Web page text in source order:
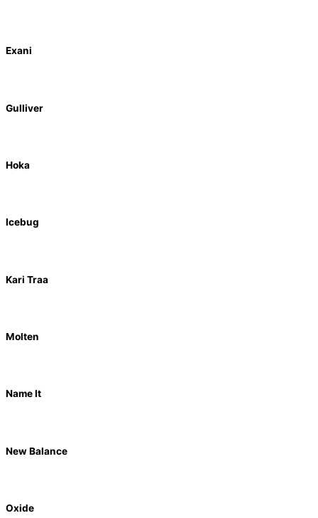
Exani
Gulliver
Hoka
Icebug
Kari Traa
Molten
Name It
New Balance
Oxide